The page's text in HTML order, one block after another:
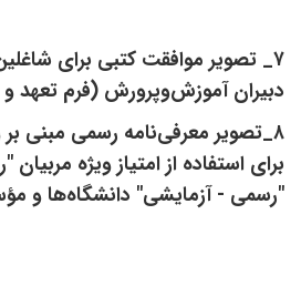
۷_ تصویر موافقت کتبی برای
دبیران آموزش‌وپرورش (فرم تعهد و فرم
۸_تصویر معرفی‌نامه رسمی مبنی
برای استفاده از امتیاز ویژه
"رسمی - آزمایشی" دانشگاه‌ها و